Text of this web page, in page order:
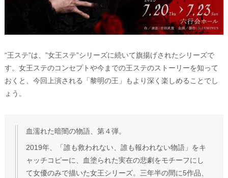
“王ステ”は、”女王ステ”シリーズに続いて旗揚げされたシリーズで
す。女王ステのコンセプトや今までの王ステのストーリーを知って
おくと、今回上演される「黎明の王」もより深く楽しめることでし
ょう。
血濡れた暗闇の物語、第４弾。
2019年、「誰も救われない、誰も報われない物語」をキ
ャッチコピーに、血塗られた実在の悲劇をモチーフにし
て女優のみで描いた女王シリーズ。三年半の間に5作品、